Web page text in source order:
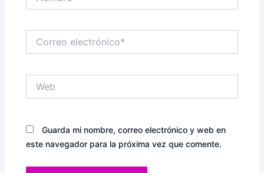
electrónico*
Guarda mi nombre, correo electrónico y web en
este navegador para la próxima vez que comente.